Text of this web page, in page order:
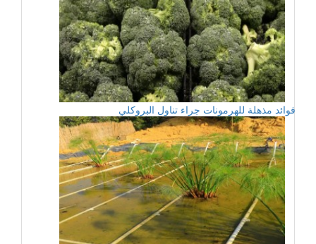
فوائد مذهلة للهرمونات جراء تناول البروكلي